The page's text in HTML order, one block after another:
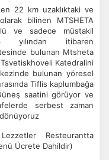
22 km uzaklıktaki ve
bilinen MTSHETA
ve sadece müstakil
yılından itibaren
bulunan Mtsheta
Katedralini
bulunan yöresel
Tiflis kaplumbağa
saatini görüyor ve
serbest zaman
Resteurantta
Ücrete Dahildir)